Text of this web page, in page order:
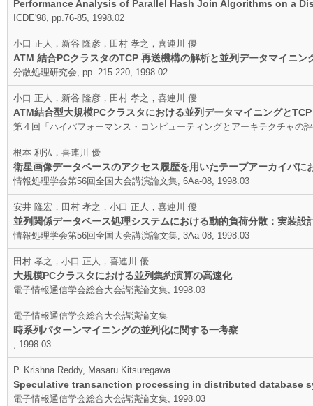
Performance Analysis of Parallel Hash Join Algorithms on a
ICDE'98, pp.76-85, 1998.02
小口 正人，新谷 隆彦，田村 孝之，喜連川 優
ATM 結合PCクラスタのTCP 再送機構の解析と並列データマイニン
分散処理研究会, pp. 215-220, 1998.02
小口 正人，新谷 隆彦，田村 孝之，喜連川 優
ATM結合型大規模PCクラスタにおける並列データマイニングと
第４回「ハイパフォーマンス・コンピューティングとアーキテクチャの
根本 利弘，喜連川 優
衛星画像データベースのアクセス履歴を用いたテープアーカイバ
情報処理学会第56回全国大会講演論文集, 6Aa-08, 1998.03
安井 隆宏，田村 孝之，小口 正人，喜連川 優
並列関係データベース処理システムにおける動的負荷分散：実装設
情報処理学会第56回全国大会講演論文集, 3Aa-08, 1998.03
田村 孝之，小口 正人，喜連川 優
大規模PCクラスタにおける並列集約演算の高速化
電子情報通信学会総合大会講演論文集, 1998.03
電子情報通信学会総合大会講演論文集
時系列パターンマイニングの並列化に関する一考察
, 1998.03
P. Krishna Reddy, Masaru Kitsuregawa
Speculative transanction processing in distributed database
電子情報通信学会総合大会講演論文集, 1998.03